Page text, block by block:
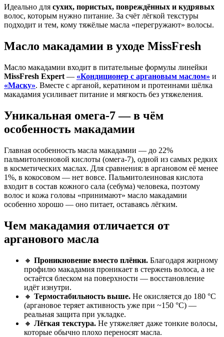
Идеально для сухих, пористых, повреждённых и кудрявых
волос, которым нужно питание. За счёт лёгкой текстуры
подходит и тем, кому тяжёлые масла «перегружают» волосы.
Масло макадамии в уходе MissFresh
Масло макадамии входит в питательные формулы линейки
MissFresh Expert — «Кондиционер с аргановым маслом» и
«Маску». Вместе с арганой, кератином и протеинами шёлка
макадамия усиливает питание и мягкость без утяжеления.
Уникальная омега-7 — в чём
особенность макадамии
Главная особенность масла макадамии — до 22%
пальмитолеиновой кислоты (омега-7), одной из самых редких
в косметических маслах. Для сравнения: в аргановом её менее
1%, в кокосовом — нет вовсе. Пальмитолеиновая кислота
входит в состав кожного сала (себума) человека, поэтому
волос и кожа головы «принимают» масло макадамии
особенно хорошо — оно питает, оставаясь лёгким.
Чем макадамия отличается от
арганового масла
🔸 Проникновение вместо плёнки. Благодаря жирному
профилю макадамия проникает в стержень волоса, а не
остаётся блеском на поверхности — восстановление
идёт изнутри.
🔸 Термостабильность выше. Не окисляется до 180 °C
(аргановое теряет активность уже при ~150 °C) —
реальная защита при укладке.
🔸 Лёгкая текстура. Не утяжеляет даже тонкие волосы,
которые обычно плохо переносят масла.